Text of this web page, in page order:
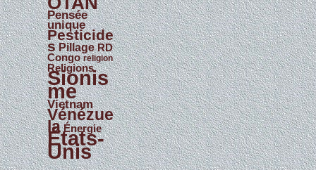
Pensée
unique
Pesticide
s Pillage RD
Congo religion
Religions
Sionis
me
Vietnam
Vénézue
la Énergie
États-
Unis